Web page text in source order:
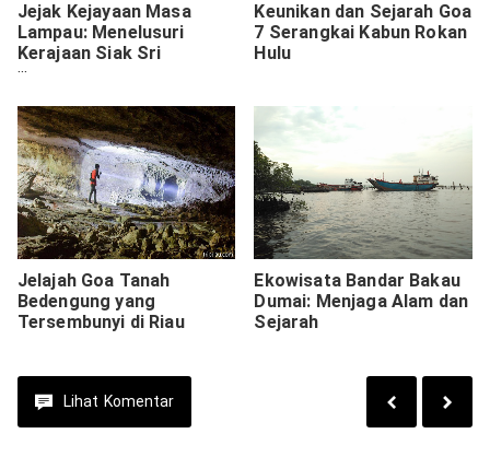
Jejak Kejayaan Masa
Lampau: Menelusuri
Kerajaan Siak Sri
Indrapura
Keunikan dan Sejarah Goa
7 Serangkai Kabun Rokan
Hulu
Jelajah Goa Tanah
Bedengung yang
Tersembunyi di Riau
Ekowisata Bandar Bakau
Dumai: Menjaga Alam dan
Sejarah
Lihat Komentar